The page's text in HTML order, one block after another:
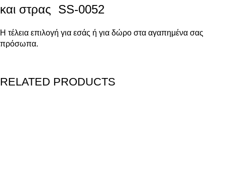
και στρας SS-0052
Η τέλεια επιλογή για εσάς ή για δώρο στα αγαπημένα σας
πρόσωπα.
RELATED PRODUCTS